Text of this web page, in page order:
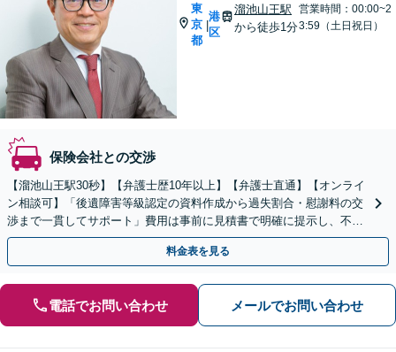
東
京
都
|
港
区
溜池山王駅
から徒歩1分
営業時間：00:00~2
3:59（土日祝日）
保険会社との交渉
【溜池山王駅30秒】【弁護士歴10年以上】【弁護士直通】【オンライ
ン相談可】「後遺障害等級認定の資料作成から過失割合・慰謝料の交
渉まで一貫してサポート」費用は事前に見積書で明確に提示し、不安
を残さないように進めるので、安心してご相談ください
料金表を見る
電話でお問い合わせ メールでお問い合わせ